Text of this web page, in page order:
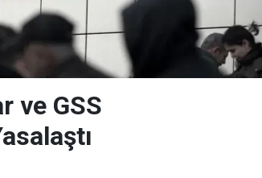
ve GSS